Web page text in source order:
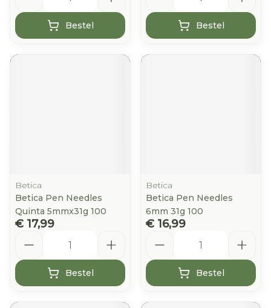
Bestel Bestel
Betica
Betica Pen Needles
Quinta 5mmx31g 100
€ 17,99
Bestel
Betica
Betica Pen Needles
6mm 31g 100
€ 16,99
Bestel